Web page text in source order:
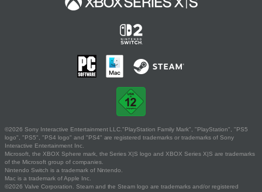
©2026 Sony Interactive Entertainment LLC."PlayStation Family Mark", "PlayStation", "PS5
logo", "PS5", "PS4 logo" and "PS4" are registered trademarks or trademarks of Sony
Interactive Entertainment Inc.
Microsoft, the XBOX Sphere mark, the Series X|S logo and XBOX Series X|S are trademarks
of the Microsoft group of companies.
Nintendo Switch is a trademark of Nintendo.
Mac is a trademark of Apple Inc.
©2026 Valve Corporation. Steam and the Steam logo are trademarks and/or registered